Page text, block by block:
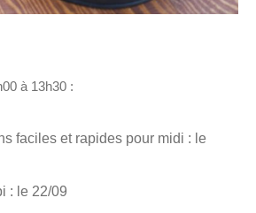
à 13h30 :
faciles et rapides pour midi : le
: le 22/09